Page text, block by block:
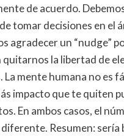
de acuerdo.
tomar decisiones en el
agradecer un “nudge”
la libertad de
mente humana no es
impacto que te quiten
En ambos casos, el
Resumen: sería